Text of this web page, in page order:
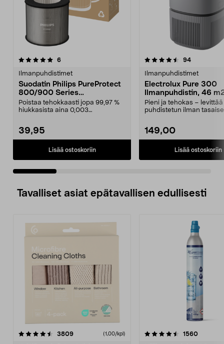
6arvostelut
Ilmanpuhdistimet
Suodatin Philips PureProtect
800/900 Series
Ilmanpuhdistimeen,
FY0900/30
Poistaa tehokkaasti jopa 99,97 %
hiukkasista aina 0,003
39,95
Lisää ostoskoriin
4.5 viidestä
94arvostelut
Ilmanpuhdistimet
Electrolux Pure 300
Ilmanpuhdistin, 46
Pieni ja tehokas – levittää
puhdistetun ilman
149,00
Lisää ostoskoriin
5.0 viidestä
Tavalliset asiat epätavallisen edullisesti
3809arvostelut (1,00/kpl)
4.5viidestä
1560
4.5viidestä